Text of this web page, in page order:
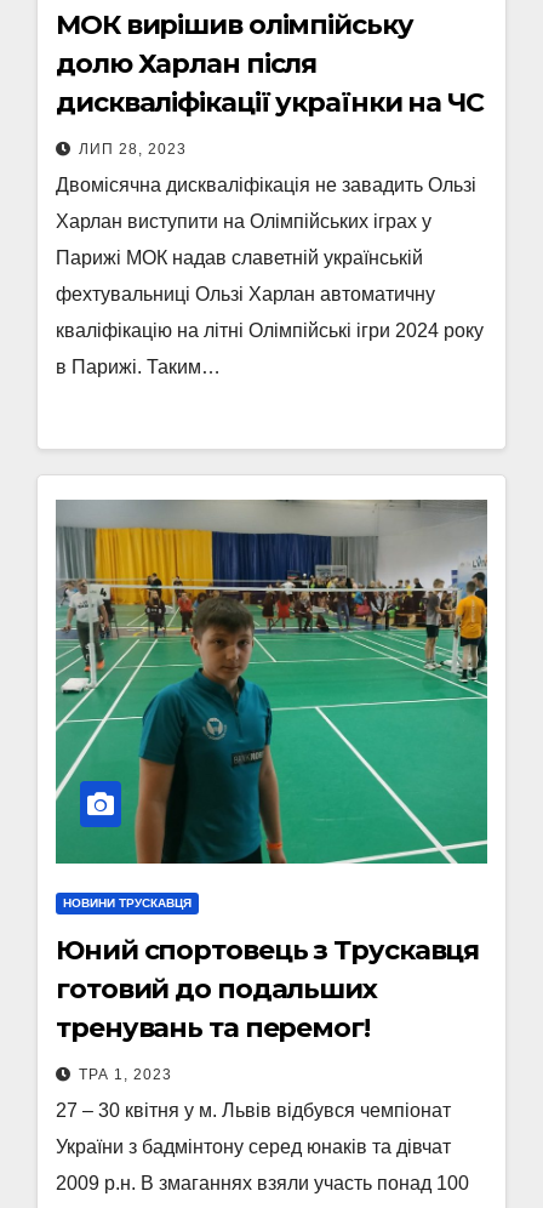
МОК вирішив олімпійську
долю Харлан після
дискваліфікації українки на ЧС
ЛИП 28, 2023
Двомісячна дискваліфікація не завадить Ользі
Харлан виступити на Олімпійських іграх у
Парижі МОК надав славетній українській
фехтувальниці Ользі Харлан автоматичну
кваліфікацію на літні Олімпійські ігри 2024 року
в Парижі. Таким…
НОВИНИ ТРУСКАВЦЯ
Юний спортовець з Трускавця
готовий до подальших
тренувань та перемог!
ТРА 1, 2023
27 – 30 квітня у м. Львів відбувся чемпіонат
України з бадмінтону серед юнаків та дівчат
2009 р.н. В змаганнях взяли участь понад 100